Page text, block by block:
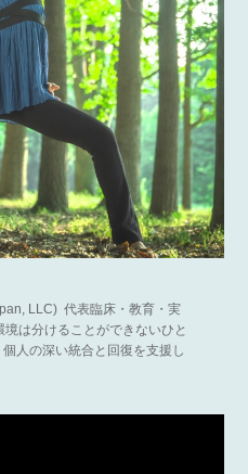
LLC) 代表臨床・教育・実
は分けることができないひと
人の深い統合と回復を支援し